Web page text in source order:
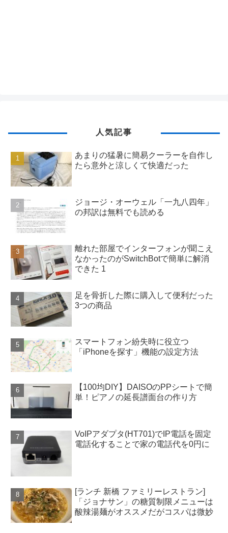
人気記事
あまりの猛暑に簡易クーラーを自作し
たら意外と涼しくて快適だった
ジョージ・オーウェル「一九八四年」
の邦訳は無料でも読める
離れた部屋でインターフォンが聞こえ
なかったのがSwitchBotで簡単に解消
できた 1
足を骨折した際に購入して便利だった
3つの商品
スマートフォン紛失時に役立つ
「iPhoneを探す」機能の設定方法
【100均DIY】DAISOのPPシートで簡
単！ピアノの延長譜面台の作り方
VoIPアダプタ(HT701)でIP電話を固定
電話化することで家の電話代を0円に
[ランチ 新橋 ファミリーレストラン]
「ジョナサン」の糖質制限メニューは
酸辣湯麺がオススメだがコスパは微妙